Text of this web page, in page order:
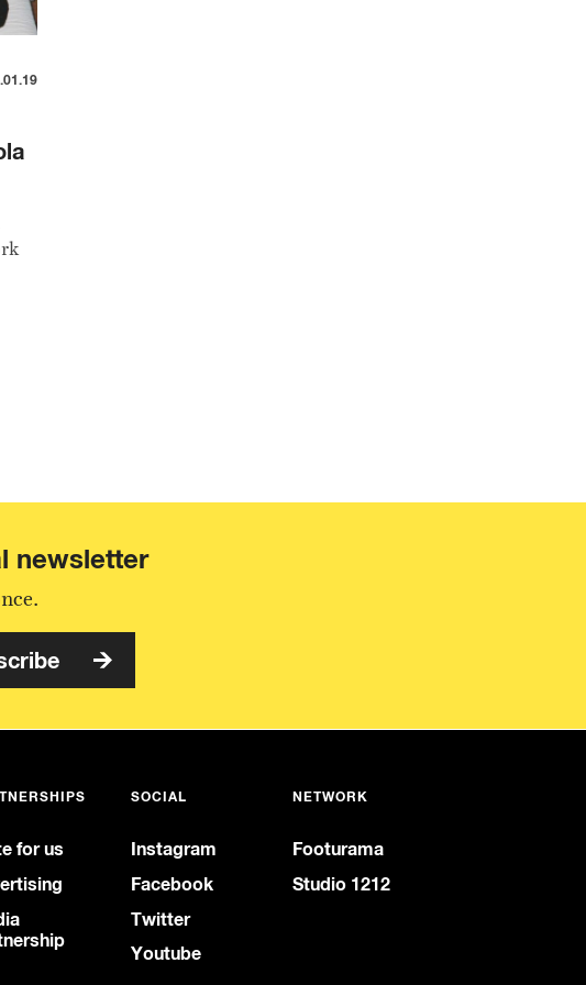
newsletter
for us
SOCIAL
Instagram
Facebook
Twitter
Youtube
NETWORK
Footurama
Studio 1212